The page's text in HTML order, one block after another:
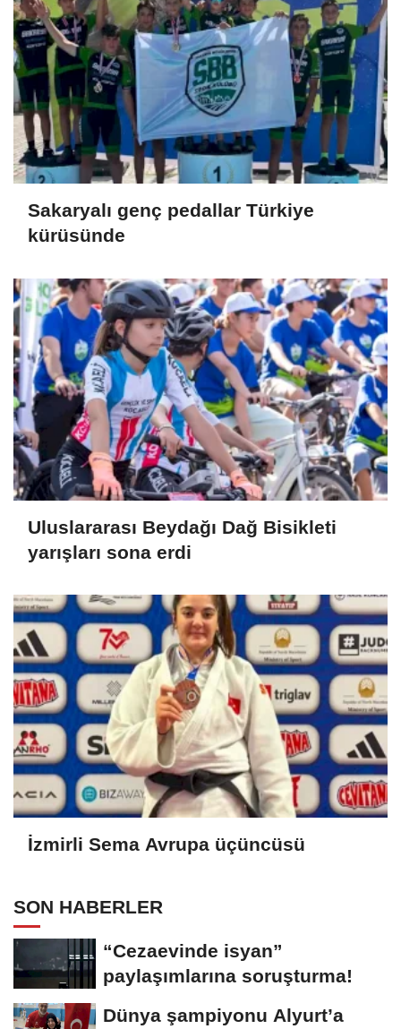
Sakaryalı genç pedallar Türkiye
kürüsünde
Uluslararası Beydağı Dağ Bisikleti
yarışları sona erdi
İzmirli Sema Avrupa üçüncüsü
SON HABERLER
“Cezaevinde isyan”
paylaşımlarına soruşturma!
Dünya şampiyonu Alyurt’a